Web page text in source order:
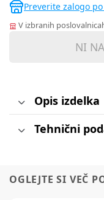
Preverite zalogo
V izbranih
NI
Opis izdelka
Tehnični
OGLEJTE SI VEČ